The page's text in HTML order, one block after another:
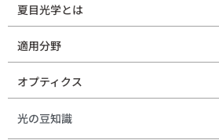
夏目光学とは
適用分野
オプティクス
光の豆知識